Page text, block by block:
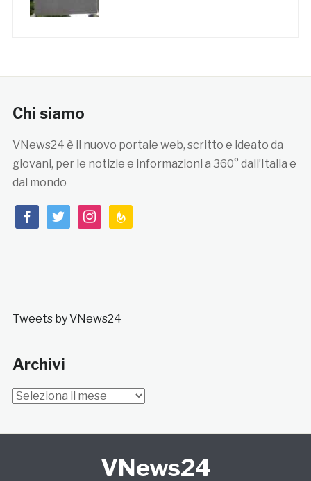
Chi siamo
VNews24 è il nuovo portale web, scritto e ideato da
giovani, per le notizie e informazioni a 360° dall’Italia e
dal mondo
facebooktwitterinstagramfeedburner
Tweets by VNews24
Archivi
Archivi
VNews24